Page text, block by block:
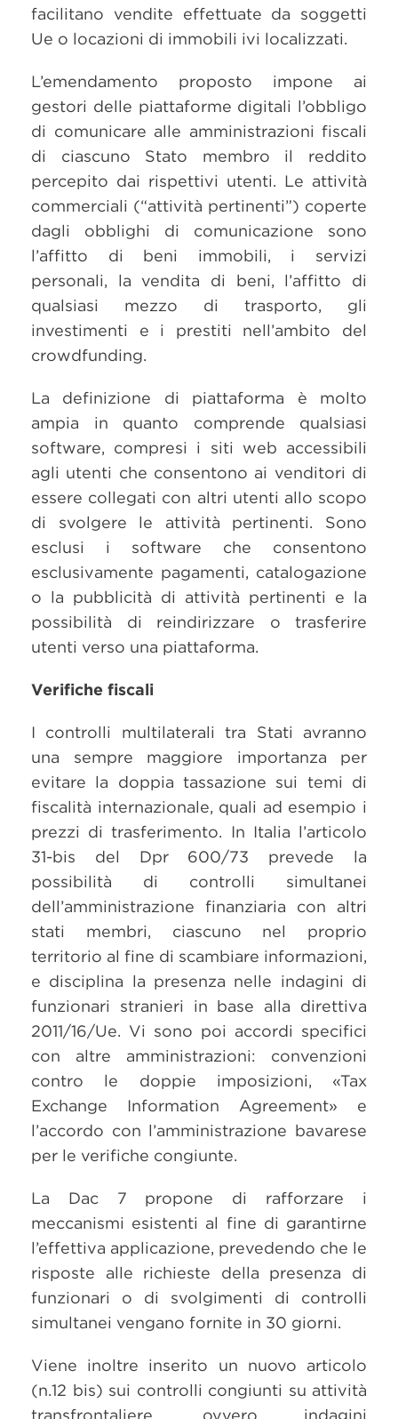
facilitano vendite effettuate da soggetti
Ue o locazioni di immobili ivi localizzati.
L’emendamento proposto impone ai
gestori delle piattaforme digitali l’obbligo
di comunicare alle amministrazioni fiscali
di ciascuno Stato membro il reddito
percepito dai rispettivi utenti. Le attività
commerciali (“attività pertinenti”) coperte
dagli obblighi di comunicazione sono
l’affitto di beni immobili, i servizi
personali, la vendita di beni, l’affitto di
qualsiasi mezzo di trasporto, gli
investimenti e i prestiti nell’ambito del
crowdfunding.
La definizione di piattaforma è molto
ampia in quanto comprende qualsiasi
software, compresi i siti web accessibili
agli utenti che consentono ai venditori di
essere collegati con altri utenti allo scopo
di svolgere le attività pertinenti. Sono
esclusi i software che consentono
esclusivamente pagamenti, catalogazione
o la pubblicità di attività pertinenti e la
possibilità di reindirizzare o trasferire
utenti verso una piattaforma.
Verifiche fiscali
I controlli multilaterali tra Stati avranno
una sempre maggiore importanza per
evitare la doppia tassazione sui temi di
fiscalità internazionale, quali ad esempio i
prezzi di trasferimento. In Italia l’articolo
31-bis del Dpr 600/73 prevede la
possibilità di controlli simultanei
dell’amministrazione finanziaria con altri
stati membri, ciascuno nel proprio
territorio al fine di scambiare informazioni,
e disciplina la presenza nelle indagini di
funzionari stranieri in base alla direttiva
2011/16/Ue. Vi sono poi accordi specifici
con altre amministrazioni: convenzioni
contro le doppie imposizioni, «Tax
Exchange Information Agreement» e
l’accordo con l’amministrazione bavarese
per le verifiche congiunte.
La Dac 7 propone di rafforzare i
meccanismi esistenti al fine di garantirne
l’effettiva applicazione, prevedendo che le
risposte alle richieste della presenza di
funzionari o di svolgimenti di controlli
simultanei vengano fornite in 30 giorni.
Viene inoltre inserito un nuovo articolo
(n.12 bis) sui controlli congiunti su attività
transfrontaliere, ovvero indagini